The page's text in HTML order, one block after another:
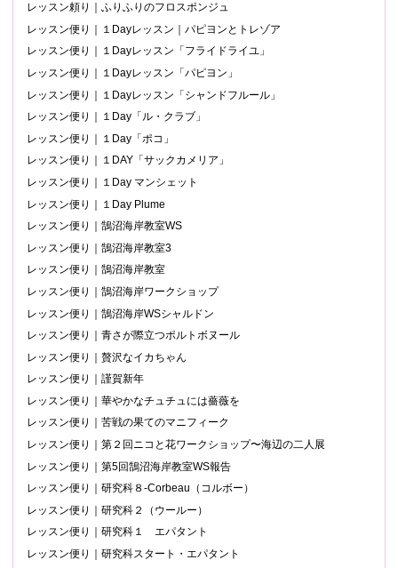
レッスン頼り｜ふりふりのフロスポンジュ
レッスン便り｜１Dayレッスン｜パピヨンとトレゾア
レッスン便り｜１Dayレッスン「フライドライユ」
レッスン便り｜１Dayレッスン「パピヨン」
レッスン便り｜１Dayレッスン「シャンドフルール」
レッスン便り｜１Day「ル・クラブ」
レッスン便り｜１Day「ポコ」
レッスン便り｜１DAY「サックカメリア」
レッスン便り｜１Day マンシェット
レッスン便り｜１Day Plume
レッスン便り｜鵠沼海岸教室WS
レッスン便り｜鵠沼海岸教室3
レッスン便り｜鵠沼海岸教室
レッスン便り｜鵠沼海岸ワークショップ
レッスン便り｜鵠沼海岸WSシャルドン
レッスン便り｜青さが際立つポルトボヌール
レッスン便り｜贅沢なイカちゃん
レッスン便り｜謹賀新年
レッスン便り｜華やかなチュチュには薔薇を
レッスン便り｜苦戦の果てのマニフィーク
レッスン便り｜第２回ニコと花ワークショップ〜海辺の二人展
レッスン便り｜第5回鵠沼海岸教室WS報告
レッスン便り｜研究科８-Corbeau（コルボー）
レッスン便り｜研究科２（ウールー）
レッスン便り｜研究科１ エパタント
レッスン便り｜研究科スタート・エパタント